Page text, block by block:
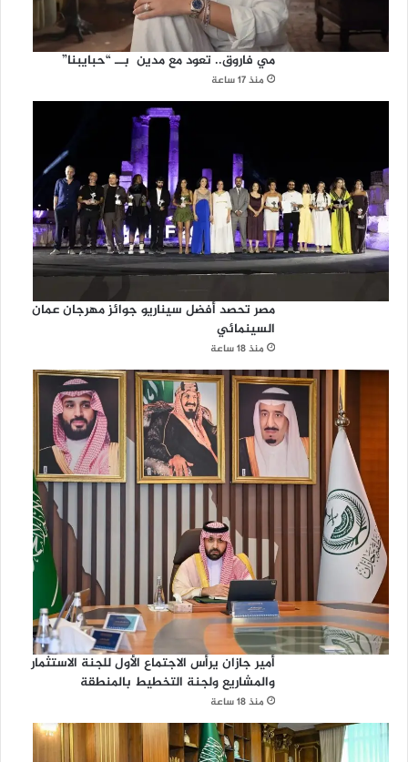
مي فاروق.. تعود مع مدين بــ “حبايبنا”
منذ 17 ساعة
مصر تحصد أفضل سيناريو جوائز مهرجان عمان
السينمائي
منذ 18 ساعة
أمير جازان يرأس الاجتماع الأول للجنة الاستثمار
والمشاريع ولجنة التخطيط بالمنطقة
منذ 18 ساعة